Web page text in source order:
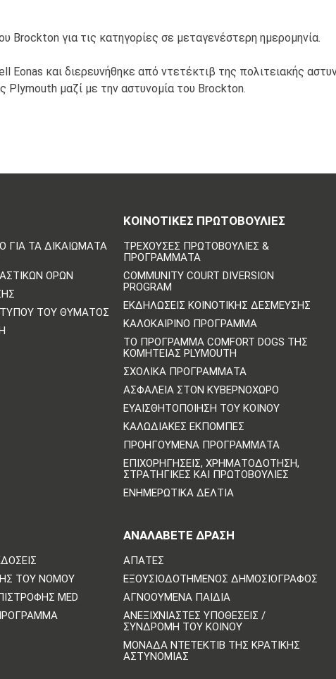
για τις κατηγορίες σε μεταγενέστερη ημερομηνία.
Eonas και διερευνήθηκε από ντετέκτιβ της πολιτειακής
Plymouth μαζί με την αστυνομία του Brockton.
ΓΙΑ ΤΑ ΔΙΚΑΙΏΜΑΤΑ
ΌΡΩΝ
ΤΟΥ ΘΎΜΑΤΟΣ
ΚΟΙΝΟΤΙΚΈΣ ΠΡΩΤΟΒΟΥΛΊΕΣ
ΤΡΈΧΟΥΣΕΣ ΠΡΩΤΟΒΟΥΛΊΕΣ &
ΠΡΟΓΡΆΜΜΑΤΑ
COMMUNITY COURT DIVERSION
PROGRAM
ΕΚΔΗΛΏΣΕΙΣ ΚΟΙΝΟΤΙΚΉΣ ΔΈΣΜΕΥΣΗΣ
ΚΑΛΟΚΑΙΡΙΝΌ ΠΡΌΓΡΑΜΜΑ
ΤΟ ΠΡΌΓΡΑΜΜΑ COMFORT DOGS ΤΗΣ
ΚΟΜΗΤΕΊΑΣ PLYMOUTH
ΣΧΟΛΙΚΆ ΠΡΟΓΡΆΜΜΑΤΑ
ΑΣΦΆΛΕΙΑ ΣΤΟΝ ΚΥΒΕΡΝΟΧΏΡΟ
ΕΥΑΙΣΘΗΤΟΠΟΊΗΣΗ ΤΟΥ ΚΟΙΝΟΎ
ΚΑΛΩΔΙΑΚΈΣ ΕΚΠΟΜΠΈΣ
ΠΡΟΗΓΟΎΜΕΝΑ ΠΡΟΓΡΆΜΜΑΤΑ
ΕΠΙΧΟΡΗΓΉΣΕΙΣ, ΧΡΗΜΑΤΟΔΌΤΗΣΗ,
ΣΤΡΑΤΗΓΙΚΈΣ ΚΑΙ ΠΡΩΤΟΒΟΥΛΊΕΣ
ΕΝΗΜΕΡΩΤΙΚΆ ΔΕΛΤΊΑ
ΤΟΥ ΝΌΜΟΥ
MED
ΑΝΑΛΆΒΕΤΕ ΔΡΆΣΗ
ΑΠΆΤΕΣ
ΕΞΟΥΣΙΟΔΟΤΗΜΈΝΟΣ ΔΗΜΟΣΙΟΓΡΆΦΟΣ
ΑΓΝΟΟΎΜΕΝΑ ΠΑΙΔΙΆ
ΑΝΕΞΙΧΝΊΑΣΤΕΣ ΥΠΟΘΈΣΕΙΣ /
ΣΥΝΔΡΟΜΉ ΤΟΥ ΚΟΙΝΟΎ
ΜΟΝΆΔΑ ΝΤΕΤΈΚΤΙΒ ΤΗΣ ΚΡΑΤΙΚΉΣ
ΑΣΤΥΝΟΜΊΑΣ